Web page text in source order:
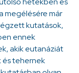
megélésére már
kutatások,
ennek
akik eutanáziát
és tehernek